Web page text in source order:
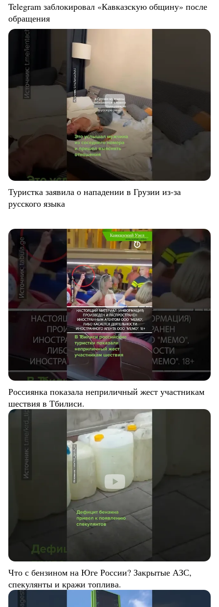
Telegram заблокировал «Кавказскую общину» после
обращения
Туристка заявила о нападении в Грузии из-за
русского языка
Россиянка показала неприличный жест участникам
шествия в Тбилиси.
Что с бензином на Юге России? Закрытые АЗС,
спекулянты и кражи топлива.